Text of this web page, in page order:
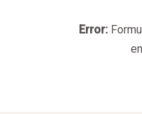
Error: